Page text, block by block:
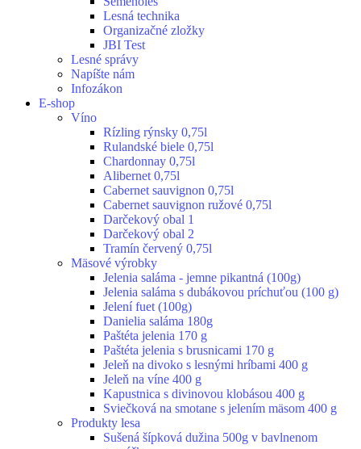
Lesná technika
Organizačné zložky
JBI Test
Lesné správy
Napíšte nám
Infozákon
E-shop
Víno
Rízling rýnsky 0,75l
Rulandské biele 0,75l
Chardonnay 0,75l
Alibernet 0,75l
Cabernet sauvignon 0,75l
Cabernet sauvignon ružové 0,75l
Darčekový obal 1
Darčekový obal 2
Tramín červený 0,75l
Mäsové výrobky
Jelenia saláma - jemne pikantná (100g)
Jelenia saláma s dubákovou príchuťou (100 g)
Jelení fuet (100g)
Danielia saláma 180g
Paštéta jelenia 170 g
Paštéta jelenia s brusnicami 170 g
Jeleň na divoko s lesnými hríbami 400 g
Jeleň na víne 400 g
Kapustnica s divinovou klobásou 400 g
Sviečková na smotane s jelením mäsom 400 g
Produkty lesa
Sušená šípková dužina 500g v bavlnenom